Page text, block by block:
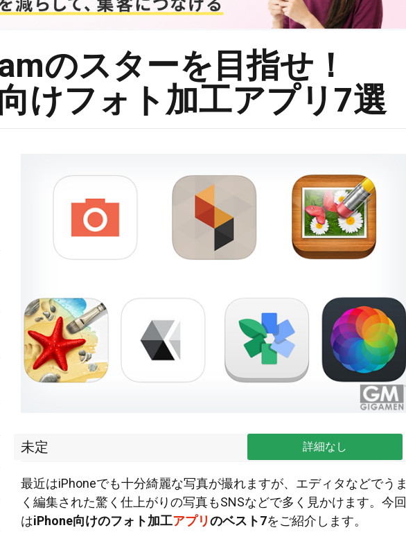
のスターを目指せ！
けフォト加工アプリ7選
未定 詳細なし
最近はiPhoneでも十分綺麗な写真が撮れますが、エディタなどでうま
く編集された驚く仕上がりの写真もSNSなどで多く見かけます。今回
はiPhone向けのフォト加工アプリのベスト7をご紹介します。